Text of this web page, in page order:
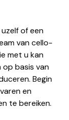
of een
van cello-
met u kan
op basis van
Begin
en
te bereiken.